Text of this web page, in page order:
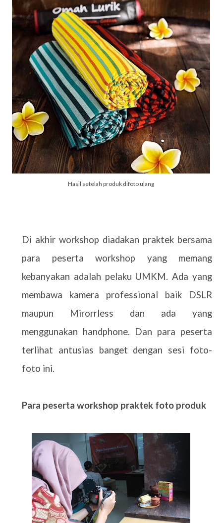
Hasil setelah produk difoto ulang
Di akhir workshop diadakan praktek bersama
para peserta workshop yang memang
kebanyakan adalah pelaku UMKM. Ada yang
membawa kamera professional baik DSLR
maupun Mirorrless dan ada yang
menggunakan handphone. Dan para peserta
terlihat antusias banget dengan sesi foto-
foto ini.
Para peserta workshop praktek foto produk